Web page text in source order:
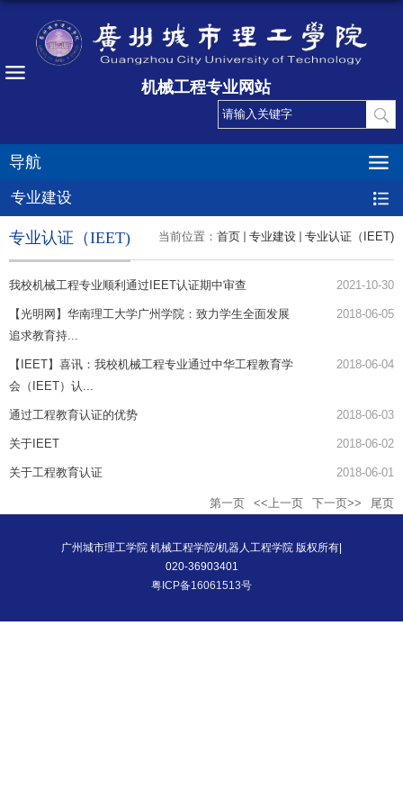
机械工程专业网站
导航
专业建设
当前位置： 首页 专业建设 专业认证（IEET)
专业认证（IEET)
我校机械工程专业顺利通过IEET认证期中审查 2021-10-30
【光明网】华南理工大学广州学院：致力学生全面发展
追求教育持...
2018-06-05
【IEET】喜讯：我校机械工程专业通过中华工程教育学
会（IEET）认...
2018-06-04
通过工程教育认证的优势 2018-06-03
关于IEET 2018-06-02
关于工程教育认证 2018-06-01
第一页 <<上一页 下一页>> 尾页
广州城市理工学院 机械工程学院/机器人工程学院 版权所有|
020-36903401
粤ICP备16061513号